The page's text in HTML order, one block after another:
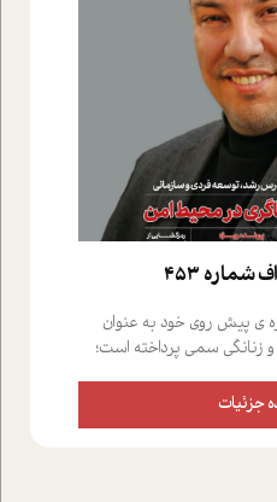
453
ی پیش روی خود به عنوان
زنانگی سمی پرداخته است؛
های مختلف تلاش کرده ایم
موضوع مهم بپردازیم.فصل
جزئیات